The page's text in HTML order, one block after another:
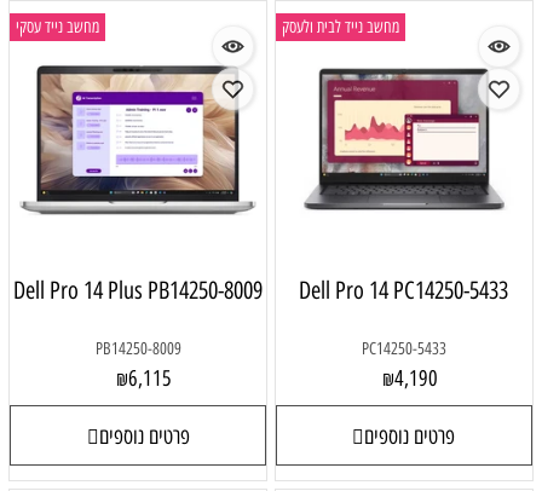
מחשב נייד לבית ולעסק
Dell Pro 14 PC14250-5433
PC14250-5433
₪4,190
פרטים נוספים
מחשב נייד עסקי
Dell Pro 14 Plus PB14250-8009
PB14250-8009
₪6,115
פרטים נוספים